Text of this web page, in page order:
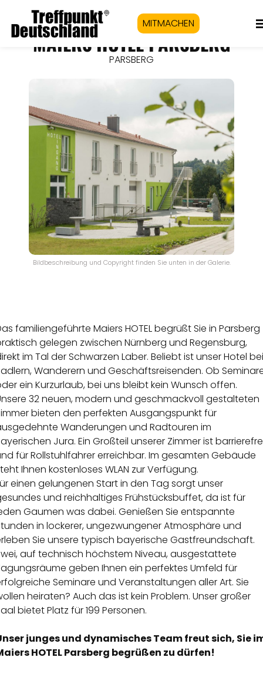
MITMACHEN
MAIERS HOTEL PARSBERG
PARSBERG
Bildbeschreibung und Copyright finden Sie unten in der Galerie.
familiengeführte Maiers HOTEL begrüßt Sie in Parsberg
gelegen zwischen Nürnberg und Regensburg,
im Tal der Schwarzen Laber. Beliebt ist unser Hotel bei
Wanderern und Geschäftsreisenden. Ob
ein Kurzurlaub, bei uns bleibt kein Wunsch offen.
32 neuen, modern und geschmackvoll gestalteten
bieten den perfekten Ausgangspunkt für
Wanderungen und Radtouren im
Jura. Ein Großteil unserer Zimmer ist
für Rollstuhlfahrer erreichbar. Im gesamten Gebäude
Ihnen kostenloses WLAN zur Verfügung.
einen gelungenen Start in den Tag sorgt unser
und reichhaltiges Frühstücksbuffet, da ist für
Gaumen was dabei. Genießen Sie entspannte
in lockerer, ungezwungener Atmosphäre und
Sie unsere typisch bayerische Gastfreundschaft.
auf technisch höchstem Niveau, ausgestattete
geben Ihnen ein perfektes Umfeld für
Seminare und Veranstaltungen aller Art. Sie
heiraten? Auch das ist kein Problem. Unser großer
bietet Platz für 199 Personen.
junges und dynamisches Team freut sich, Sie
HOTEL Parsberg begrüßen zu dürfen!